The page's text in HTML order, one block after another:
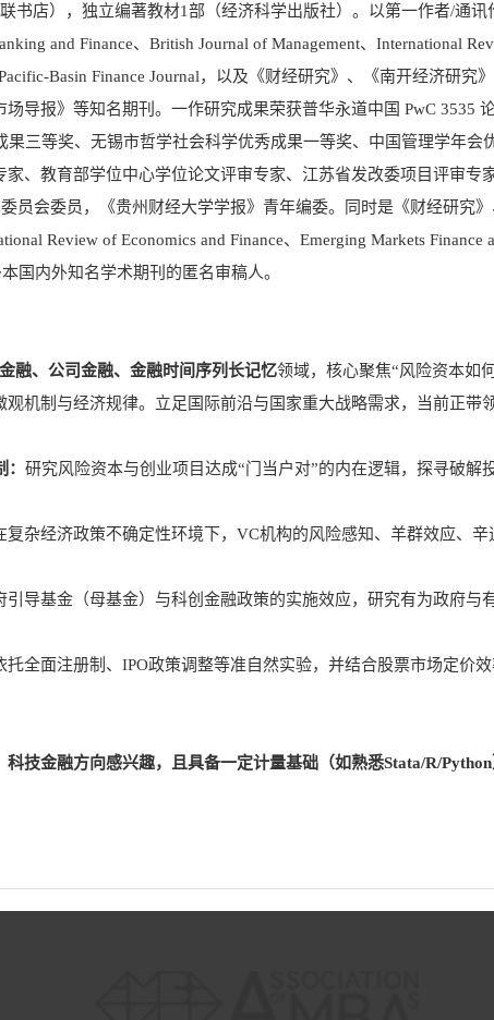
书店），独立编著教材1部（经济科学出版社）。以第一作者/通讯
and Finance、British Journal of Management、International
Basin Finance Journal，以及《财经研究》、《南开经济研究
导报》等知名期刊。一作研究成果荣获普华永道中国 PwC 3535
三等奖、无锡市哲学社会科学优秀成果一等奖、中国管理学年会
、教育部学位中心学位论文评审专家、江苏省发改委项目评审专
员会委员，《贵州财经大学学报》青年编委。同时是《财经研究》
Review of Economics and Finance、Emerging Markets Finance
国内外知名学术期刊的匿名审稿人。
融、公司金融、金融时间序列长记忆领域，核心聚焦“风险资本如
机制与经济规律。立足国际前沿与国家重大战略需求，当前正带
研究风险资本与创业项目达成“门当户对”的内在逻辑，探寻破解
复杂经济政策不确定性环境下，VC机构的风险感知、羊群效应、
引导基金（母基金）与科创金融政策的实施效应，研究有为政府与
托全面注册制、IPO政策调整等准自然实验，并结合股票市场定价
技金融方向感兴趣，且具备一定计量基础（如熟悉Stata/R/